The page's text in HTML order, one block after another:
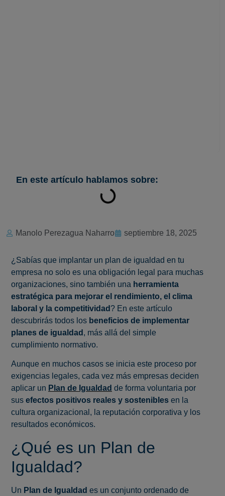
En este artículo hablamos sobre:
Manolo Perezagua Naharro septiembre 18, 2025
¿Sabías que implantar un plan de igualdad en tu
empresa no solo es una obligación legal para muchas
organizaciones, sino también una herramienta
estratégica para mejorar el rendimiento, el clima
laboral y la competitividad ? En este artículo
descubrirás todos los beneficios de implementar
planes de igualdad , más allá del simple
cumplimiento normativo.
Aunque en muchos casos se inicia este proceso por
exigencias legales, cada vez más empresas deciden
aplicar un Plan de Igualdad de forma voluntaria por
sus efectos positivos reales y sostenibles en la
cultura organizacional, la reputación corporativa y los
resultados económicos.
¿Qué es un Plan de
Igualdad?
Un Plan de Igualdad es un conjunto ordenado de